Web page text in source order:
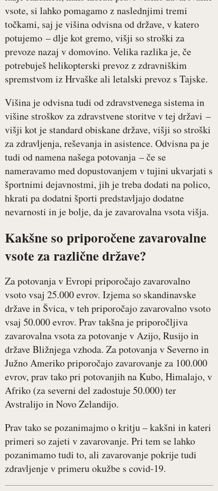
vsote, si lahko pomagamo z naslednjimi tremi
točkami, saj je višina odvisna od države, v katero
potujemo – dlje kot gremo, višji so stroški za
prevoze nazaj v domovino. Velika razlika je, če
potrebuješ helikopterski prevoz z zdravniškim
spremstvom iz Hrvaške ali letalski prevoz s Tajske.
Višina je odvisna tudi od zdravstvenega sistema in
višine stroškov za zdravstvene storitve v tej državi –
višji kot je standard obiskane države, višji so stroški
za zdravljenja, reševanja in asistence. Odvisna pa je
tudi od namena našega potovanja – če se
nameravamo med dopustovanjem v tujini ukvarjati s
športnimi dejavnostmi, jih je treba dodati na polico,
hkrati pa dodatni športi predstavljajo dodatne
nevarnosti in je bolje, da je zavarovalna vsota višja.
Kakšne so priporočene zavarovalne
vsote za različne države?
Za potovanja v Evropi priporočajo zavarovalno
vsoto vsaj 25.000 evrov. Izjema so skandinavske
države in Švica, v teh priporočajo zavarovalno vsoto
vsaj 50.000 evrov. Prav takšna je priporočljiva
zavarovalna vsota za potovanje v Azijo, Rusijo in
države Bližnjega vzhoda. Za potovanja v Severno in
Južno Ameriko priporočajo zavarovanje za 100.000
evrov, prav tako pri potovanjih na Kubo, Himalajo, v
Afriko (za severni del zadostuje 50.000) ter
Avstralijo in Novo Zelandijo.
Prav tako se pozanimajmo o kritju – kakšni in kateri
primeri so zajeti v zavarovanje. Pri tem se lahko
pozanimamo tudi to, ali zavarovanje pokrije tudi
zdravljenje v primeru okužbe s covid-19.